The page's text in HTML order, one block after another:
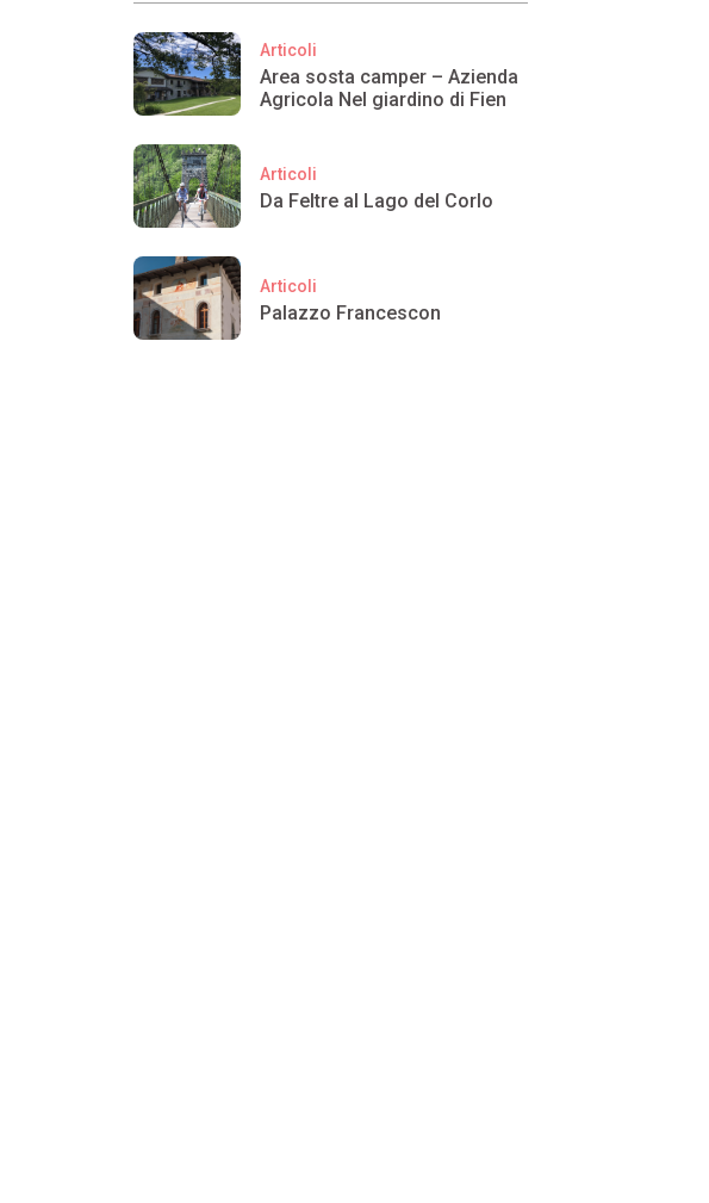
Articoli
Area sosta camper – Azienda
Agricola Nel giardino di Fien
Articoli
Da Feltre al Lago del Corlo
Articoli
Palazzo Francescon